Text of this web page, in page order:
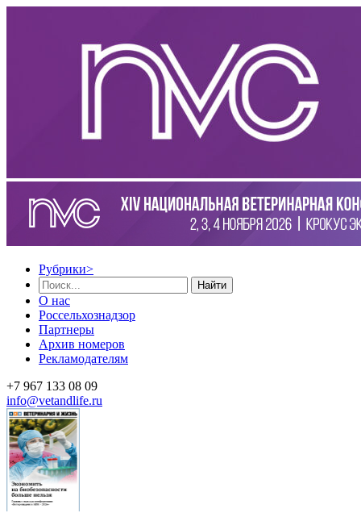
Рубрики>
Найти
О нас
Россельхознадзор
Партнеры
Архив номеров
Рекламодателям
+7 967 133 08 09
info@vetandlife.ru